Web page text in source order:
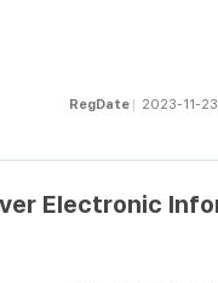
RegDate 2023-11-23
Electronic